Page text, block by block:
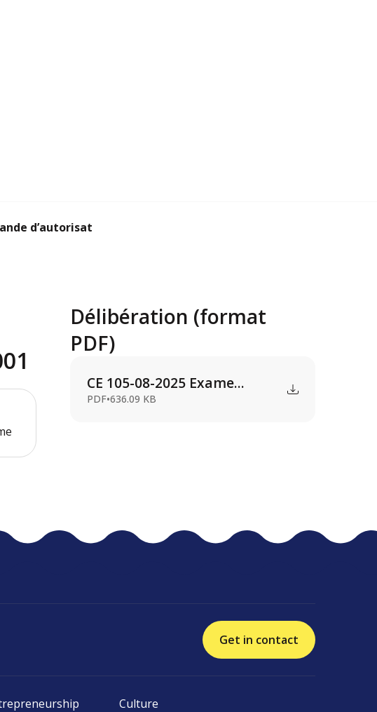
d’autorisation d’urbanis...
Délibération (format
PDF)
CE 105-08-2025 Exame...
PDF•636.09 KB
Get in contact
Culture